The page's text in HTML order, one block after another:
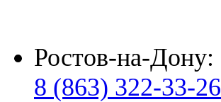
Ростов-на-Дону:
8 (863) 322-33-26